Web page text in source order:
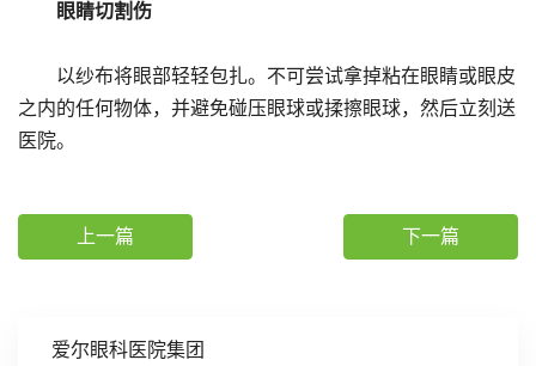
爱尔眼科医院集团
眼睛切割伤
以纱布将眼部轻轻包扎。不可尝试拿掉粘在眼睛或眼皮
之内的任何物体，并避免碰压眼球或揉擦眼球，然后立刻送
医院。
上一篇 下一篇